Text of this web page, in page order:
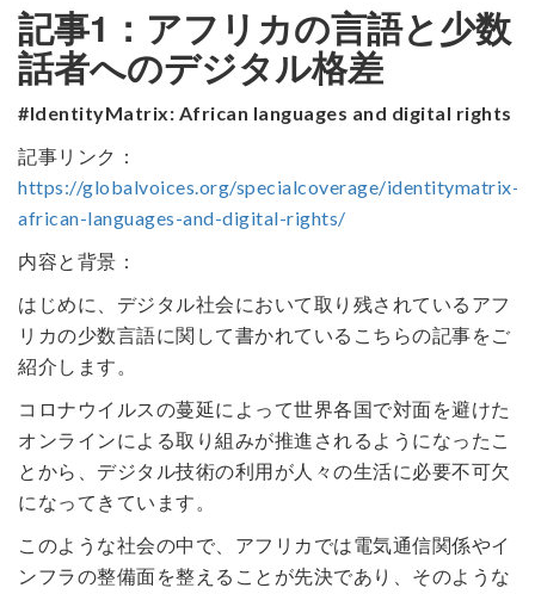
記事1：アフリカの言語と少数
話者へのデジタル格差
#IdentityMatrix: African languages and digital rights
記事リンク：
https://globalvoices.org/specialcoverage/identitymatrix-
african-languages-and-digital-rights/
内容と背景：
はじめに、デジタル社会において取り残されているアフ
リカの少数言語に関して書かれているこちらの記事をご
紹介します。
コロナウイルスの蔓延によって世界各国で対面を避けた
オンラインによる取り組みが推進されるようになったこ
とから、デジタル技術の利用が人々の生活に必要不可欠
になってきています。
このような社会の中で、アフリカでは電気通信関係やイ
ンフラの整備面を整えることが先決であり、そのような